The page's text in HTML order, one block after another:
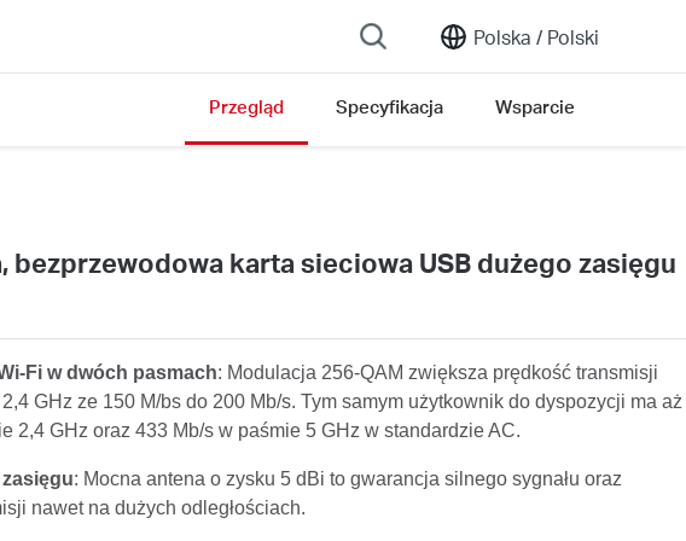
Polska / Polski
Przegląd Specyfikacja Wsparcie
bezprzewodowa karta sieciowa USB dużego zasięgu
Fi w dwóch pasmach: Modulacja 256-QAM zwiększa prędkość transmisji
GHz ze 150 M/bs do 200 Mb/s. Tym samym użytkownik do dyspozycji ma aż
2,4 GHz oraz 433 Mb/s w paśmie 5 GHz w standardzie AC.
: Mocna antena o zysku 5 dBi to gwarancja silnego sygnału oraz
nawet na dużych odległościach.